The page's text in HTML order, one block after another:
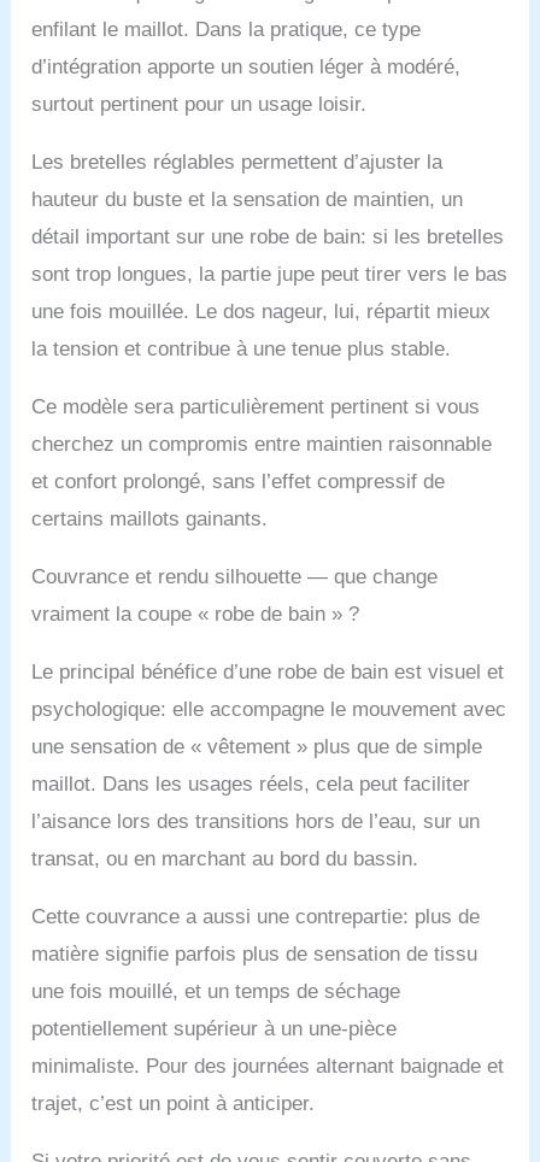
enfilant le maillot. Dans la pratique, ce type
d’intégration apporte un soutien léger à modéré,
surtout pertinent pour un usage loisir.
Les bretelles réglables permettent d’ajuster la
hauteur du buste et la sensation de maintien, un
détail important sur une robe de bain: si les bretelles
sont trop longues, la partie jupe peut tirer vers le bas
une fois mouillée. Le dos nageur, lui, répartit mieux
la tension et contribue à une tenue plus stable.
Ce modèle sera particulièrement pertinent si vous
cherchez un compromis entre maintien raisonnable
et confort prolongé, sans l’effet compressif de
certains maillots gainants.
Couvrance et rendu silhouette — que change
vraiment la coupe « robe de bain » ?
Le principal bénéfice d’une robe de bain est visuel et
psychologique: elle accompagne le mouvement avec
une sensation de « vêtement » plus que de simple
maillot. Dans les usages réels, cela peut faciliter
l’aisance lors des transitions hors de l’eau, sur un
transat, ou en marchant au bord du bassin.
Cette couvrance a aussi une contrepartie: plus de
matière signifie parfois plus de sensation de tissu
une fois mouillé, et un temps de séchage
potentiellement supérieur à un une-pièce
minimaliste. Pour des journées alternant baignade et
trajet, c’est un point à anticiper.